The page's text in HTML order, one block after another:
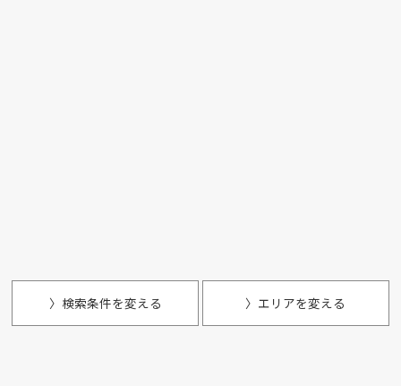
〉検索条件を変える 〉エリアを変える